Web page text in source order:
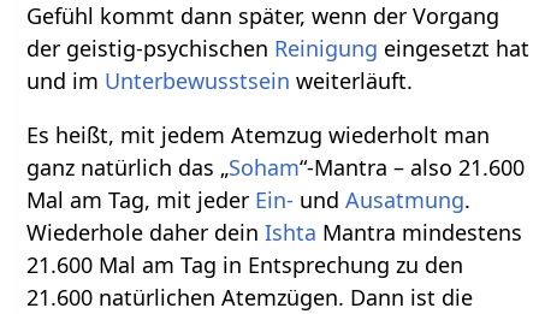
Gefühl kommt dann später, wenn der Vorgang
der geistig-psychischen Reinigung eingesetzt hat
und im Unterbewusstsein weiterläuft.
Es heißt, mit jedem Atemzug wiederholt man
ganz natürlich das „Soham“-Mantra – also 21.600
Mal am Tag, mit jeder Ein- undAusatmung.
Wiederhole daher deinIshta Mantra mindestens
21.600 Mal am Tag in Entsprechung zu den
21.600 natürlichen Atemzügen. Dann ist die